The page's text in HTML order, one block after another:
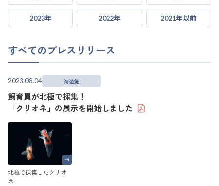
2023年 2022年 2021年以前
すべてのプレスリリース
2023.08.04 海遊館
飼育員が北極で採集！
「クリオネ」の展示を開始しました
北極で採集したクリオ
ネ